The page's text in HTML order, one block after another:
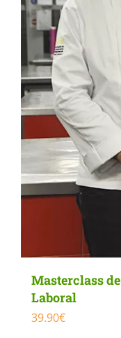
Masterclass
Laboral
39.90€